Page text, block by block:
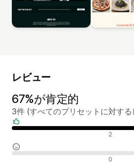
レビュー
67%が肯定的
3件 (すべてのプリセットに対す
肯定的なレビュー 2
中間的なレビュー 0